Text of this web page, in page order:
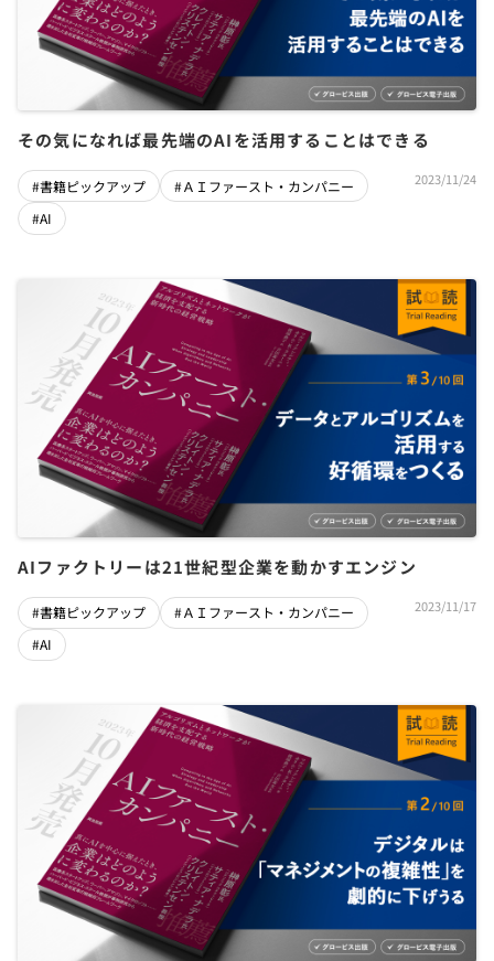
その気になれば最先端のAIを活用することはできる
#書籍ピックアップ
#ＡＩファースト・カンパニー
#AI
2023/11/24
AIファクトリーは21世紀型企業を動かすエンジン
#書籍ピックアップ
#ＡＩファースト・カンパニー
#AI
2023/11/17